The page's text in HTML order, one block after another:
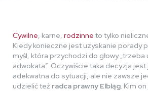
Cywilne, karne, rodzinne to tylko
Kiedy konieczne jest uzyskanie porady
myśl, która przychodzi do głowy „trzeba
adwokata”. Oczywiście taka decyzja
adekwatna do sytuacji, ale nie zawsze
udzielić też radca prawny Elbląg. Kim